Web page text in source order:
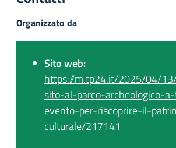
Organizzato da
Sito web:
https://m.tp24.it/2025/04/
sito-al-parco-archeologico-
evento-per-riscoprire-il-
culturale/217141